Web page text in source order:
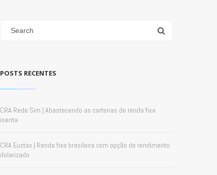
POSTS RECENTES
CRA Rede Sim | Abastecendo as carteiras de renda fixa
isenta
CRA Euctax | Renda fixa brasileira com opção de rendimento
dolarizado